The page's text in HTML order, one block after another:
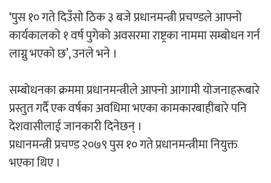
औपचारिक सेवा सञ्चालनमा
हलमा छैन ‘गौँथली’को टिकट
‘पुस १० गते दिउँसो ठिक ३ बजे प्रधानमन्त्री प्रचण्डले आफ्नो
कार्यकालको १ वर्ष पुगेको अवसरमा राष्ट्रका नाममा सम्बोधन गर्न
लाग्नु भएको छ’, उनले भने ।
सम्बोधनका क्रममा प्रधानमन्त्रीले आफ्नो आगामी योजनाहरूबारे
प्रस्तुत गर्दै एक वर्षका अवधिमा भएका कामकारबाहीबारे पनि
देशवासीलाई जानकारी दिनेछन् ।
प्रधानमन्त्री प्रचण्ड २०७९ पुस १० गते प्रधानमन्त्रीमा नियुक्त
भएका थिए ।